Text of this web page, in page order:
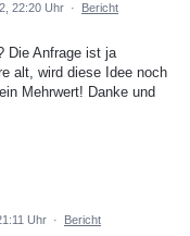
22:20 Uhr · Bericht
Die Anfrage ist ja
alt, wird diese Idee noch
Mehrwert! Danke und
Uhr · Bericht